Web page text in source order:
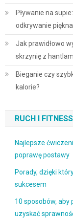
Pływanie na
odkrywanie
Jak prawidłowo
skrzynię z
Bieganie czy
kalorie?
RUCH I FITNESS
Najlepsze
poprawę postawy
Porady, dzięki
sukcesem
10 sposobów, aby
uzyskać